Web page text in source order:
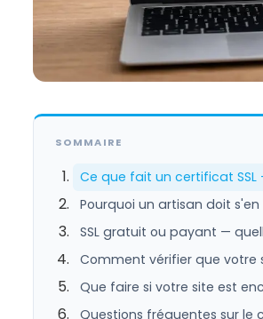
SOMMAIRE
Ce que fait un certificat SSL
Pourquoi un artisan doit
SSL gratuit ou payant —
Comment vérifier que votre
Que faire si votre site est
Questions fréquentes sur le